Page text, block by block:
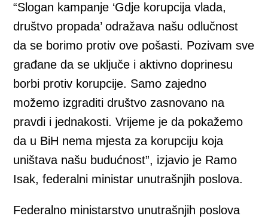
“Slogan kampanje ‘Gdje korupcija vlada,
društvo propada’ odražava našu odlučnost
da se borimo protiv ove pošasti. Pozivam sve
građane da se uključe i aktivno doprinesu
borbi protiv korupcije. Samo zajedno
možemo izgraditi društvo zasnovano na
pravdi i jednakosti. Vrijeme je da pokažemo
da u BiH nema mjesta za korupciju koja
uništava našu budućnost”, izjavio je Ramo
Isak, federalni ministar unutrašnjih poslova.
Federalno ministarstvo unutrašnjih poslova